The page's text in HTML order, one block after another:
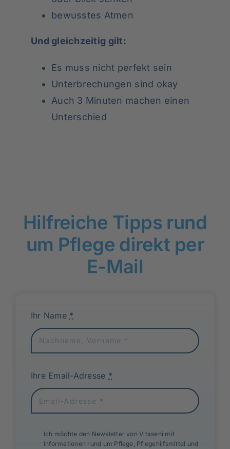
bewusstes Atmen
Und gleichzeitig gilt:
Es muss nicht perfekt sein
Unterbrechungen sind okay
Auch 3 Minuten machen einen
Unterschied
Hilfreiche Tipps rund
um Pflege direkt per
E-Mail
Ihr Name *
Ihre Email-Adresse *
Ich möchte den Newsletter von Vitaseni mit
Informationen rund um Pflege, Pflegehilfsmittel und